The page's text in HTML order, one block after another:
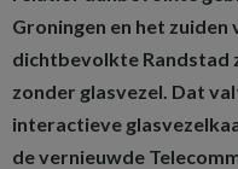
Groningen en het zuiden
dichtbevolkte Randstad
zonder glasvezel. Dat
interactieve
de vernieuwde